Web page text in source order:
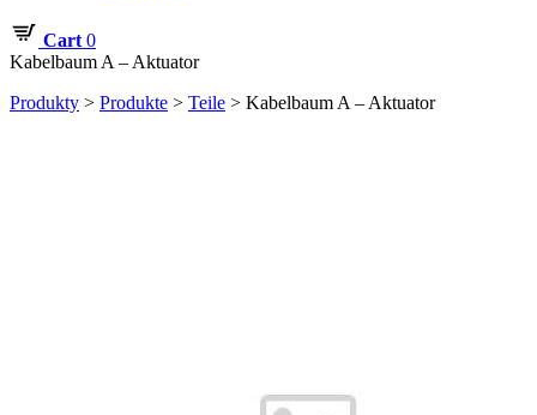
Cart 0
Kabelbaum A – Aktuator
Produkty > Produkte > Teile > Kabelbaum A – Aktuator